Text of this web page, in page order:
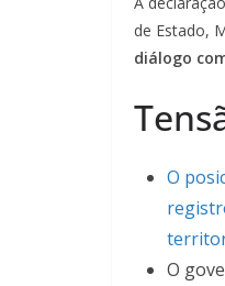
de Estado,
diálogo
O
O